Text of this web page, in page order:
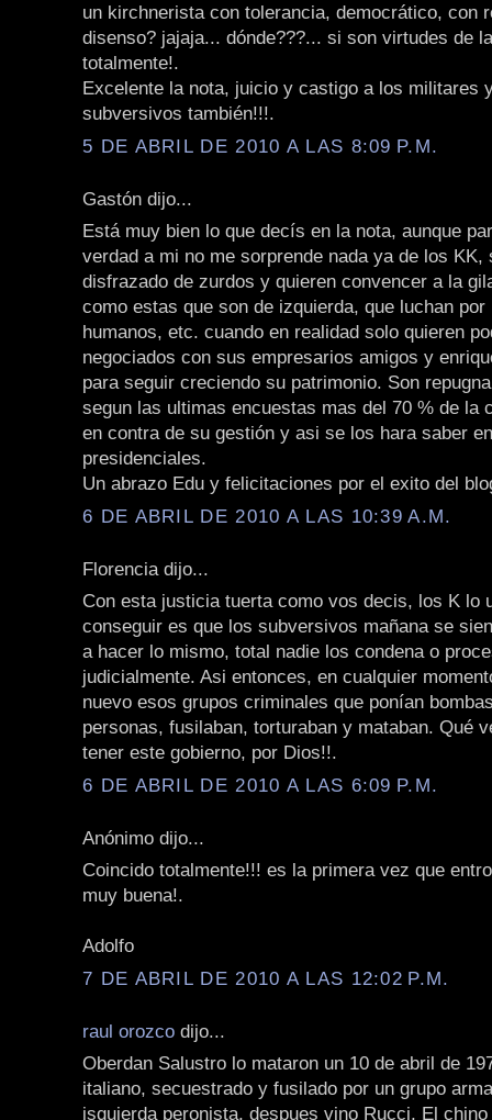
un kirchnerista con tolerancia, democrático, con
disenso? jajaja... dónde???... si son virtudes de
totalmente!.
Excelente la nota, juicio y castigo a los militares
subversivos también!!!.
5 DE ABRIL DE 2010 A LAS 8:09 P.M.
Gastón dijo...
Está muy bien lo que decís en la nota, aunque
verdad a mi no me sorprende nada ya de los KK,
disfrazado de zurdos y quieren convencer a la
como estas que son de izquierda, que luchan
humanos, etc. cuando en realidad solo quieren
negociados con sus empresarios amigos y
para seguir creciendo su patrimonio. Son
segun las ultimas encuestas mas del 70 % de la
en contra de su gestión y asi se los hara saber
presidenciales.
Un abrazo Edu y felicitaciones por el exito del
6 DE ABRIL DE 2010 A LAS 10:39 A.M.
Florencia dijo...
Con esta justicia tuerta como vos decis, los K lo
conseguir es que los subversivos mañana se
a hacer lo mismo, total nadie los condena o
judicialmente. Asi entonces, en cualquier
nuevo esos grupos criminales que ponían
personas, fusilaban, torturaban y mataban. Qué
tener este gobierno, por Dios!!.
6 DE ABRIL DE 2010 A LAS 6:09 P.M.
Anónimo dijo...
Coincido totalmente!!! es la primera vez que
muy buena!.
Adolfo
7 DE ABRIL DE 2010 A LAS 12:02 P.M.
raul orozco dijo...
Oberdan Salustro lo mataron un 10 de abril de
italiano, secuestrado y fusilado por un grupo
isquierda peronista, despues vino Rucci, El